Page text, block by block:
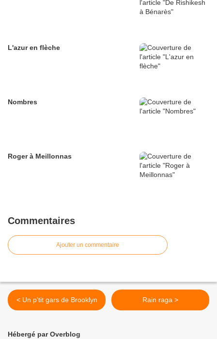
L'azur en flèche
Nombres
Roger à Meillonnas
Commentaires
Ajouter un commentaire
< Un p'tit gars de Brooklyn Rain raga >
Hébergé par Overblog